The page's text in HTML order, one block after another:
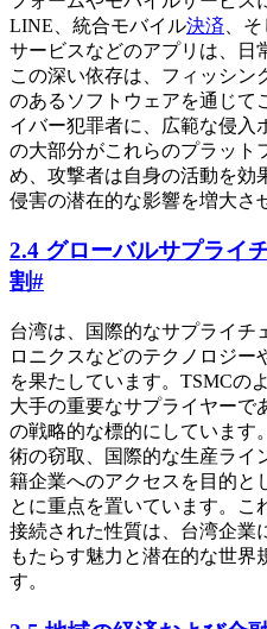
LINE、統合モバイル決済 、
サービスなどのアプリは、日
この深い依存は、フィッシン
のあるソフトウェアを通じて
イバー犯罪者に、広範な侵入
の大部分がこれらのプラット
め、攻撃者は自身の活動を効
侵害の潜在的な影響を増大さ
2.4 グローバルサプライ
割#
台湾は、国際的なサプライチ
ロニクスなどのテクノロジー
を果たしています。TSMCの
大手の重要なサプライヤーで
の戦略的な標的にしています
術の窃取、国際的な生産ライ
籍企業へのアクセスを目的と
とに重点を置いています。こ
接続された性質は、台湾企業
もたらす魅力と潜在的な世界
す。